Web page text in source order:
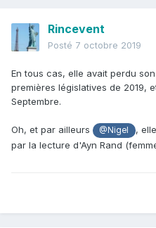
Rincevent
Posté 7 octobre 2019
En tous cas, elle avait perdu
premières législatives de 2019,
Septembre.
Oh, et par ailleurs @Nigel
,
par la lecture d'Ayn Rand